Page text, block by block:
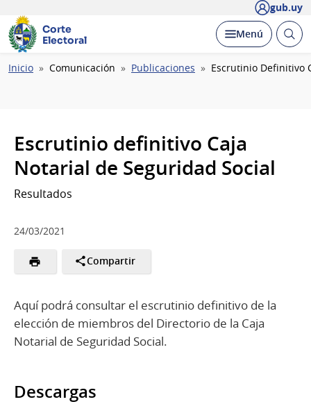
gub.uy
Corte
Electoral
Desplegar
Menú Abrir
Ruta
Inicio Comunicación Publicaciones Escrutinio Definitivo
Escrutinio definitivo Caja
Notarial de Seguridad Social
Resultados
24/03/2021
Compartir
Aquí podrá consultar el escrutinio definitivo de la
elección de miembros del Directorio de la Caja
Notarial de Seguridad Social.
Descargas